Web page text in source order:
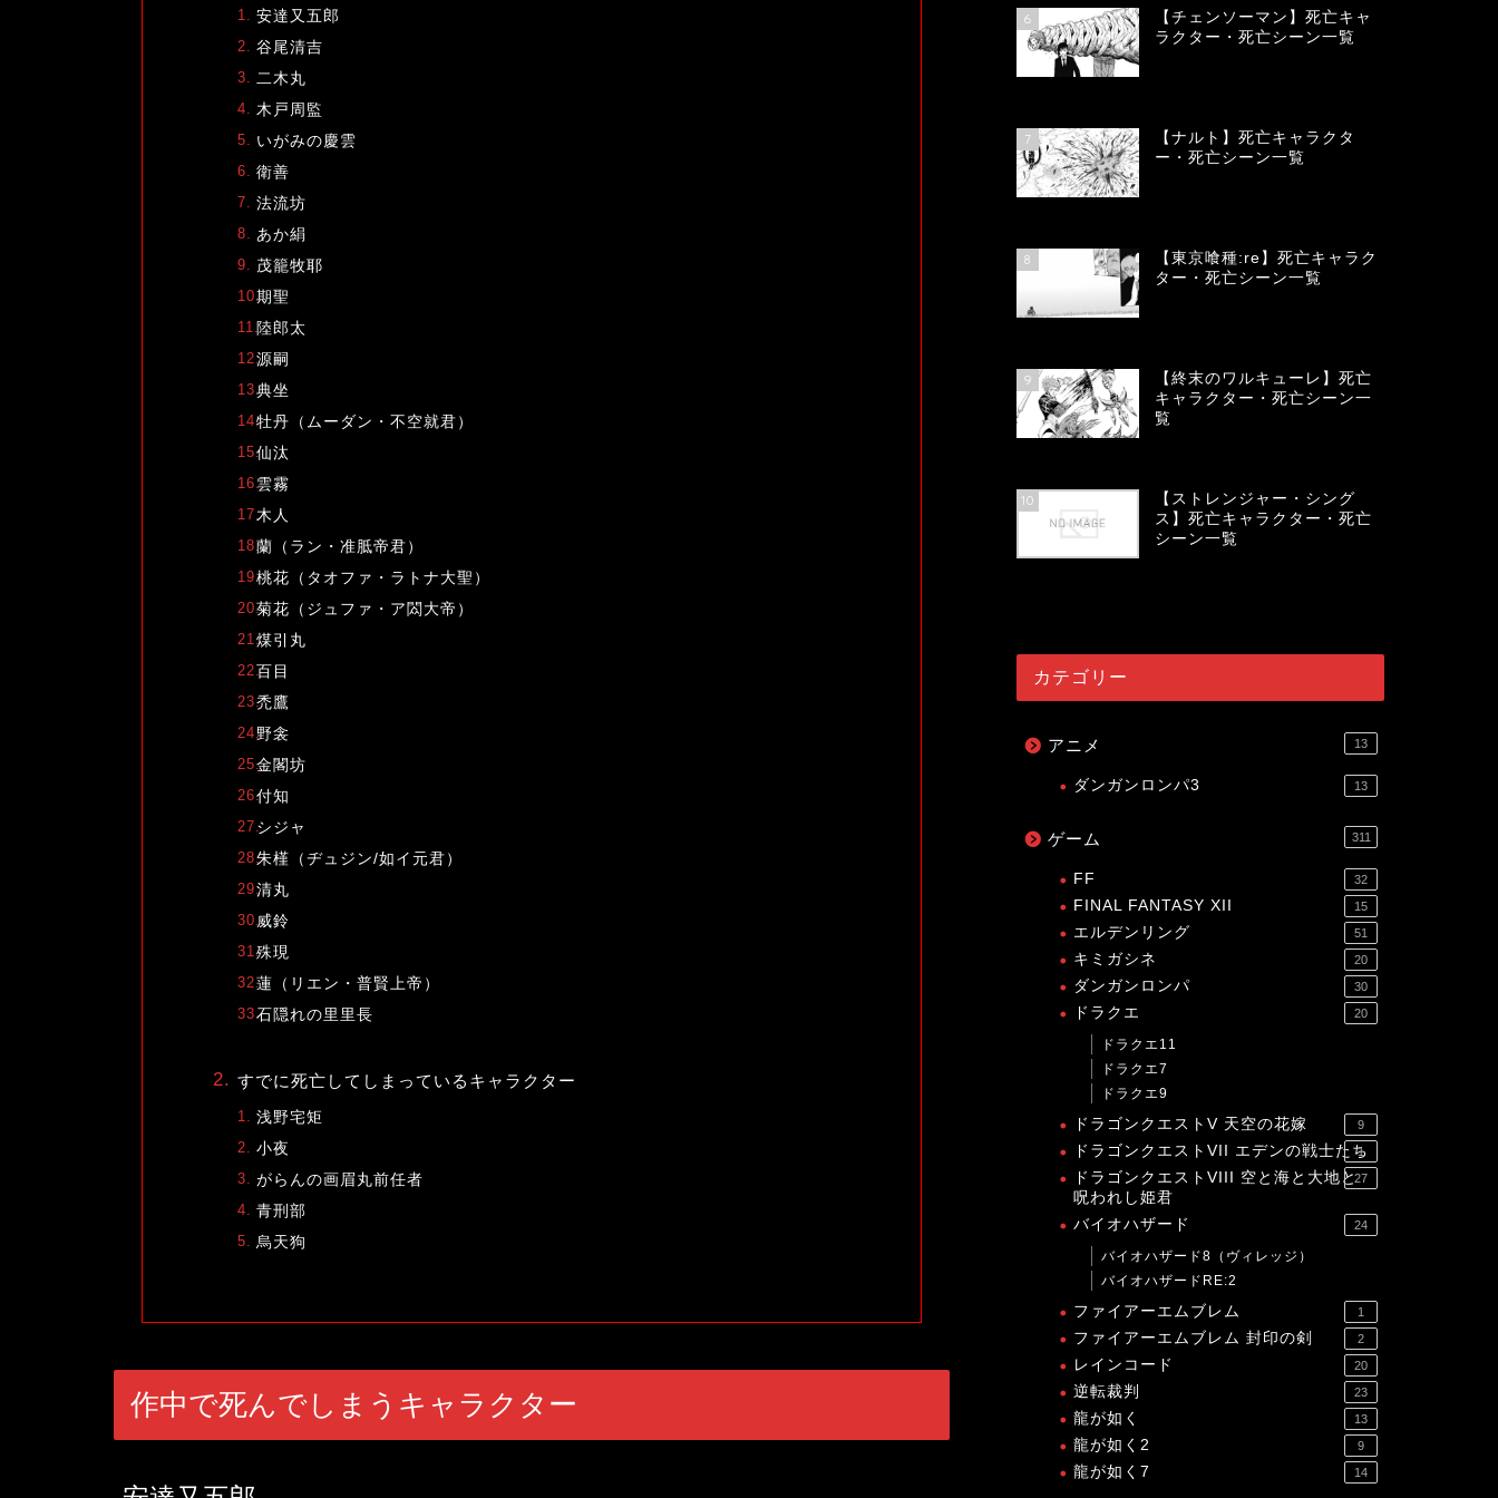
安達又五郎
谷尾清吉
二木丸
木戸周監
いがみの慶雲
衛善
法流坊
あか絹
茂籠牧耶
期聖
陸郎太
源嗣
典坐
牡丹（ムーダン・不空就君）
仙汰
雲霧
木人
蘭（ラン・准胝帝君）
桃花（タオファ・ラトナ大聖）
菊花（ジュファ・ア閦大帝）
煤引丸
百目
禿鷹
野衾
金閣坊
付知
シジャ
朱槿（ヂュジン/如イ元君）
清丸
威鈴
殊現
蓮（リエン・普賢上帝）
石隠れの里里長
すでに死亡してしまっているキャラクター
浅野宅矩
小夜
がらんの画眉丸前任者
青刑部
烏天狗
作中で死んでしまうキャラクター
6
【チェンソーマン】死亡キャ
ラクター・死亡シーン一覧
7
【ナルト】死亡キャラクタ
ー・死亡シーン一覧
8
【東京喰種:re】死亡キャラク
ター・死亡シーン一覧
9
【終末のワルキューレ】死亡
キャラクター・死亡シーン一
覧
10
【ストレンジャー・シング
ス】死亡キャラクター・死亡
シーン一覧
カテゴリー
アニメ 13
ダンガンロンパ3 13
ゲーム 311
FF 32
FINAL FANTASY XII 15
エルデンリング 51
キミガシネ 20
ダンガンロンパ 30
ドラクエ 20
ドラクエ11
ドラクエ7
ドラクエ9
ドラゴンクエストV 天空の花嫁 9
ドラゴンクエストVII エデンの戦士たち
1
ドラゴンクエストVIII 空と海と大地と
呪われし姫君
27
バイオハザード 24
バイオハザード8（ヴィレッジ）
バイオハザードRE:2
ファイアーエムブレム 1
ファイアーエムブレム 封印の剣 2
レインコード 20
逆転裁判 23
龍が如く 13
龍が如く2 9
龍が如く7 14